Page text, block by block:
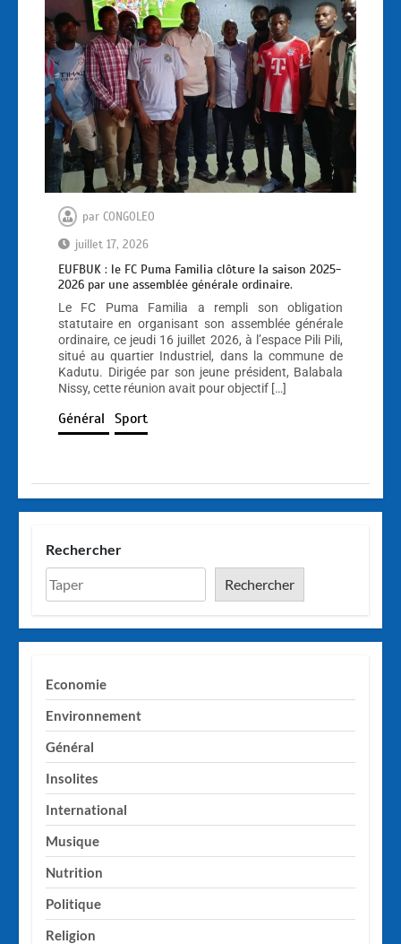
par CONGOLEO
juillet 17, 2026
EUFBUK : le FC Puma Familia clôture la saison 2025-
2026 par une assemblée générale ordinaire.
Le FC Puma Familia a rempli son obligation
statutaire en organisant son assemblée générale
ordinaire, ce jeudi 16 juillet 2026, à l’espace Pili Pili,
situé au quartier Industriel, dans la commune de
Kadutu. Dirigée par son jeune président, Balabala
Nissy, cette réunion avait pour objectif […]
Général Sport
Rechercher
Rechercher
Economie
Environnement
Général
Insolites
International
Musique
Nutrition
Politique
Religion